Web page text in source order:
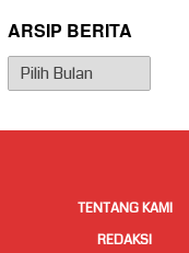
ARSIP BERITA
Arsip
Berita
TENTANG KAMI
REDAKSI